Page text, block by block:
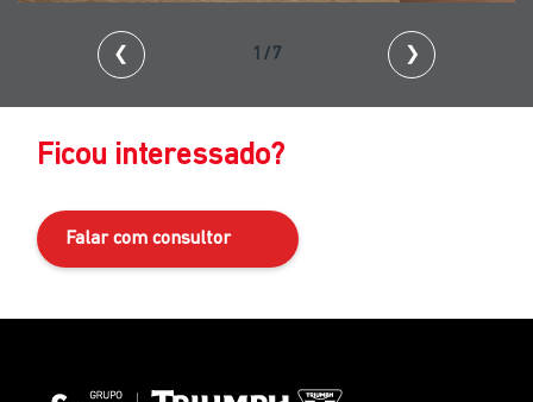
❮ 2/7 ❯
Ficou interessado?
Falar com consultor